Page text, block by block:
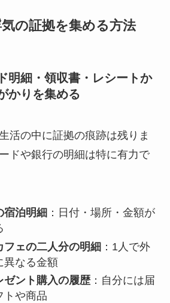
の証拠を集める方法
明細・領収書・レシートか
かりを集める
活の中に証拠の痕跡は残りま
ドや銀行の明細は特に有力で
宿泊明細 ：日付・場所・金額が
フェの二人分の明細：1人で外
異なる金額
ゼント購入の履歴：自分には届
トや商品